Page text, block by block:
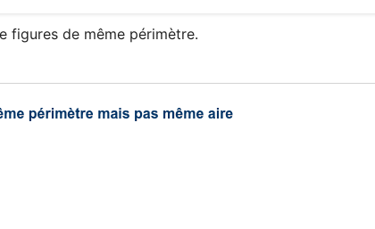
figures de même périmètre.